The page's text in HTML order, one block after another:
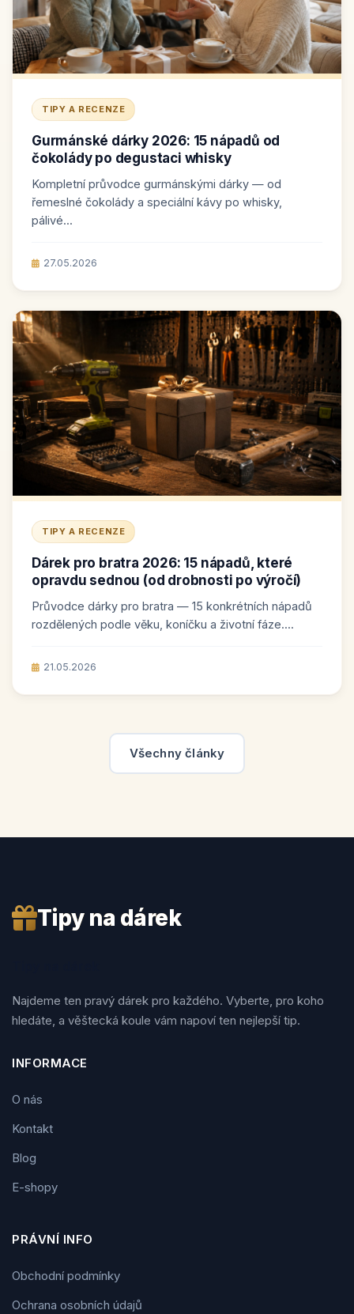
TIPY A RECENZE
Gurmánské dárky 2026: 15 nápadů od
čokolády po degustaci whisky
Kompletní průvodce gurmánskými dárky — od
řemeslné čokolády a speciální kávy po whisky,
pálivé...
27.05.2026
TIPY A RECENZE
Dárek pro bratra 2026: 15 nápadů, které
opravdu sednou (od drobnosti po výročí)
Průvodce dárky pro bratra — 15 konkrétních nápadů
rozdělených podle věku, koníčku a životní fáze....
21.05.2026
Všechny články
Tipy na dárek
Najdeme ten pravý dárek pro každého. Vyberte, pro koho
hledáte, a věštecká koule vám napoví ten nejlepší tip.
INFORMACE
O nás
Kontakt
Blog
E-shopy
PRÁVNÍ INFO
Obchodní podmínky
Ochrana osobních údajů